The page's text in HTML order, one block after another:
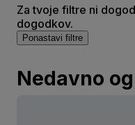
Za tvoje filtre ni
dogodkov.
Ponastavi filtre
Nedavno